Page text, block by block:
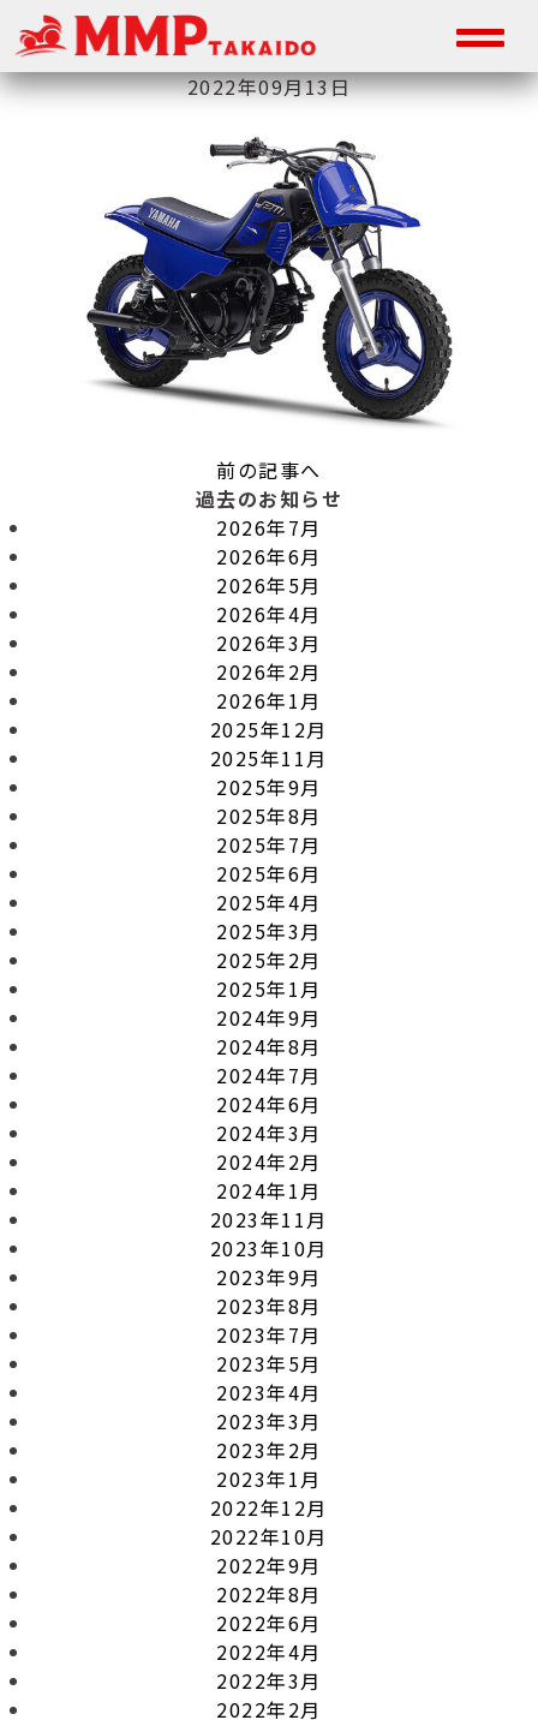
2022年09月13日
前の記事へ
過去のお知らせ
2026年7月
2026年6月
2026年5月
2026年4月
2026年3月
2026年2月
2026年1月
2025年12月
2025年11月
2025年9月
2025年8月
2025年7月
2025年6月
2025年4月
2025年3月
2025年2月
2025年1月
2024年9月
2024年8月
2024年7月
2024年6月
2024年3月
2024年2月
2024年1月
2023年11月
2023年10月
2023年9月
2023年8月
2023年7月
2023年5月
2023年4月
2023年3月
2023年2月
2023年1月
2022年12月
2022年10月
2022年9月
2022年8月
2022年6月
2022年4月
2022年3月
2022年2月